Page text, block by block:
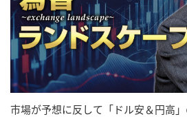
市場が予想に反して「ドル安＆円高